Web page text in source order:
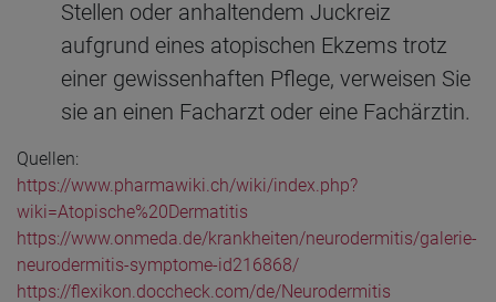
Stellen oder anhaltendem Juckreiz
aufgrund eines atopischen Ekzems trotz
einer gewissenhaften Pflege, verweisen Sie
sie an einen Facharzt oder eine Fachärztin.
Quellen:
https://www.pharmawiki.ch/wiki/index.php?
wiki=Atopische%20Dermatitis
https://www.onmeda.de/krankheiten/neurodermitis/galerie-
neurodermitis-symptome-id216868/
https://flexikon.doccheck.com/de/Neurodermitis